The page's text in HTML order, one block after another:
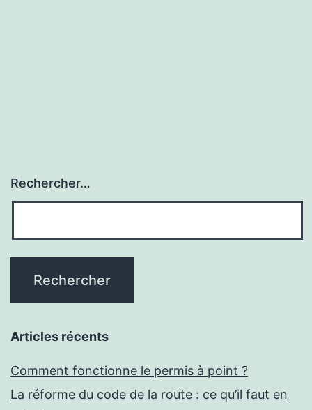
Rechercher…
Articles récents
Comment fonctionne le permis à point ?
La réforme du code de la route : ce qu’il faut en